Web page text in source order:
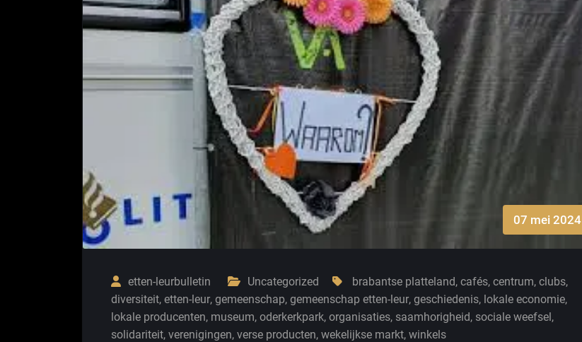
07 mei 2024
etten-leurbulletin Uncategorized brabantse platteland, cafés, centrum, clubs,
diversiteit, etten-leur, gemeenschap, gemeenschap etten-leur, geschiedenis, lokale economie,
lokale producenten, museum, oderkerkpark, organisaties, saamhorigheid, sociale weefsel,
solidariteit, verenigingen, verse producten, wekelijkse markt, winkels